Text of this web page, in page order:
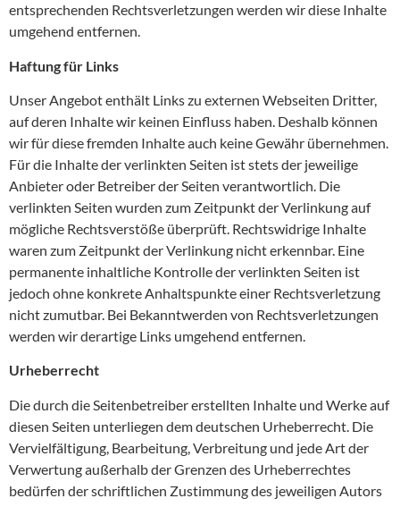
entsprechenden Rechtsverletzungen werden wir diese Inhalte
umgehend entfernen.
Haftung für Links
Unser Angebot enthält Links zu externen Webseiten Dritter,
auf deren Inhalte wir keinen Einfluss haben. Deshalb können
wir für diese fremden Inhalte auch keine Gewähr übernehmen.
Für die Inhalte der verlinkten Seiten ist stets der jeweilige
Anbieter oder Betreiber der Seiten verantwortlich. Die
verlinkten Seiten wurden zum Zeitpunkt der Verlinkung auf
mögliche Rechtsverstöße überprüft. Rechtswidrige Inhalte
waren zum Zeitpunkt der Verlinkung nicht erkennbar. Eine
permanente inhaltliche Kontrolle der verlinkten Seiten ist
jedoch ohne konkrete Anhaltspunkte einer Rechtsverletzung
nicht zumutbar. Bei Bekanntwerden von Rechtsverletzungen
werden wir derartige Links umgehend entfernen.
Urheberrecht
Die durch die Seitenbetreiber erstellten Inhalte und Werke auf
diesen Seiten unterliegen dem deutschen Urheberrecht. Die
Vervielfältigung, Bearbeitung, Verbreitung und jede Art der
Verwertung außerhalb der Grenzen des Urheberrechtes
bedürfen der schriftlichen Zustimmung des jeweiligen Autors